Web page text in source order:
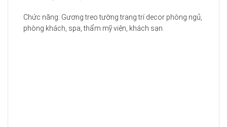
Chức năng: Gương treo tường trang trí decor phòng ngủ,
phòng khách, spa, thẩm mỹ viện, khách sạn.